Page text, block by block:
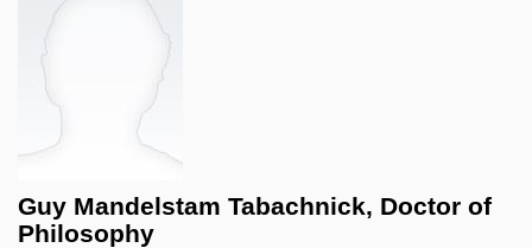
Guy Mandelstam Tabachnick, Doctor of
Philosophy